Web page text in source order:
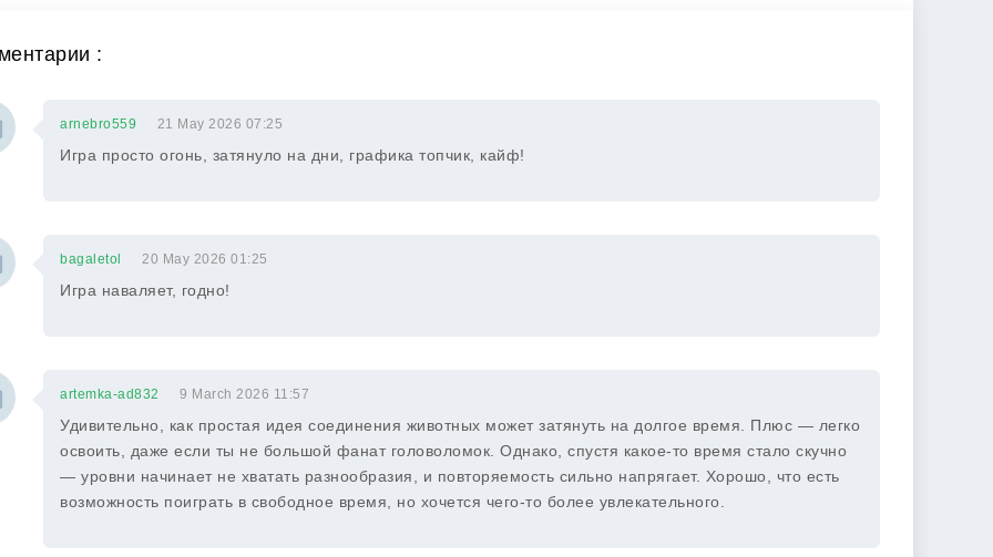
:
arnebro559 21 May 2026 07:25
Игра просто огонь, затянуло на дни, графика топчик, кайф!
bagaletol 20 May 2026 01:25
Игра наваляет, годно!
artemka-ad832 9 March 2026 11:57
Удивительно, как простая идея соединения животных может затянуть на долгое время. Плюс — легко
освоить, даже если ты не большой фанат головоломок. Однако, спустя какое-то время стало скучно
— уровни начинает не хватать разнообразия, и повторяемость сильно напрягает. Хорошо, что есть
возможность поиграть в свободное время, но хочется чего-то более увлекательного.